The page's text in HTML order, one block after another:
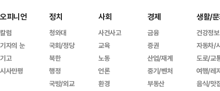
오피니언
칼럼
기자의 눈
기고
시사만평
정치
청와대
국회/정당
북한
행정
국방/외교
사회
사건사고
교육
노동
언론
환경
경제
금융
증권
산업/재계
중기/벤처
부동산
생활/
건강정보
자동차/
도로/교
여행/레
음식/맛